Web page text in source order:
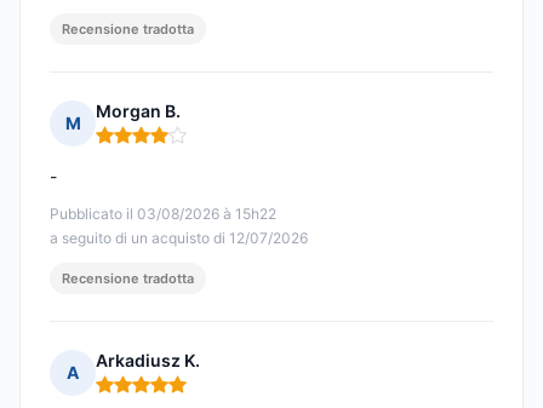
Recensione tradotta
M
Morgan B.
Nota: 4 su 5
Pubblicato il 03/08/2026 à 15h22
a seguito di un acquisto di 12/07/2026
-
Recensione tradotta
A
Arkadiusz K.
Nota: 5 su 5